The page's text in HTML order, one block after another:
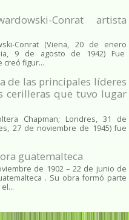
Conrat artista
Conrat (Viena, 20 de enero
9 de agosto de 1942) Fue
creó figur...
de las principales líderes
cerilleras que tuvo lugar
Chapman; Londres, 31 de
27 de noviembre de 1945)​ fue
guatemalteca
de 1902 – 22 de junio de
. Su obra formó parte